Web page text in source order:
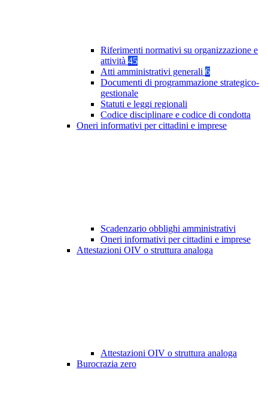
Riferimenti normativi su organizzazione e
attività 45
Atti amministrativi generali 6
Documenti di programmazione strategico-
gestionale
Statuti e leggi regionali
Codice disciplinare e codice di condotta
Oneri informativi per cittadini e imprese
Scadenzario obblighi amministrativi
Oneri informativi per cittadini e imprese
Attestazioni OIV o struttura analoga
Attestazioni OIV o struttura analoga
Burocrazia zero